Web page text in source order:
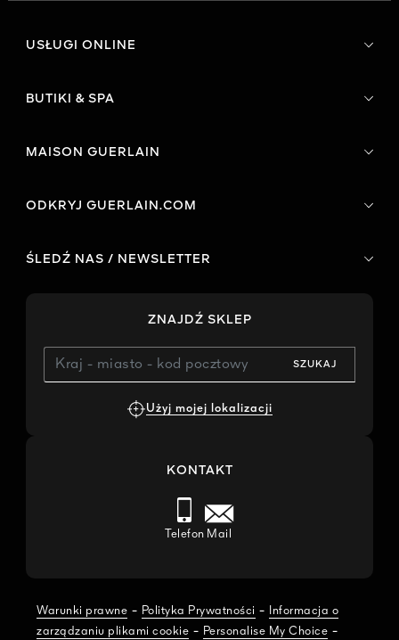
USŁUGI ONLINE
BUTIKI & SPA
MAISON GUERLAIN
ODKRYJ GUERLAIN.COM
ŚLEDŹ NAS / NEWSLETTER
ZNAJDŹ SKLEP
SZUKAJ
Użyj mojej lokalizacji
KONTAKT
Telefon Mail
Warunki prawne - Polityka Prywatności -
Informacja o
zarządzaniu plikami cookie - Personalise My Choice -